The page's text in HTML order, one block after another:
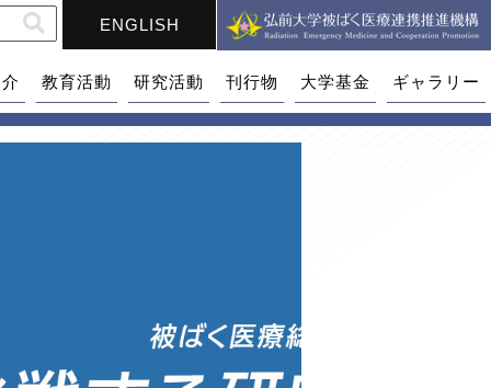
ENGLISH
教育活動 研究活動 刊行物 大学基金 ギャラリー